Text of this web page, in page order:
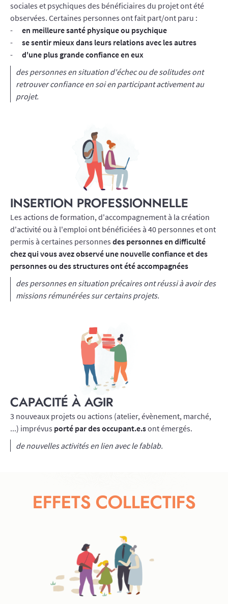
sociales et psychiques des bénéficiaires du projet ont été
observées. Certaines personnes ont fait part/ont paru :
en meilleure santé physique ou psychique
se sentir mieux dans leurs relations avec les autres
d'une plus grande confiance en eux
des personnes en situation d'échec ou de solitudes ont
retrouver confiance en soi en participant activement au
projet.
INSERTION PROFESSIONNELLE
Les actions de formation, d'accompagnement à la création
d'activité ou à l'emploi ont bénéficiées à 40 personnes et ont
permis à certaines personnes des personnes en difficulté
chez qui vous avez observé une nouvelle confiance et des
personnes ou des structures ont été accompagnées
des personnes en situation précaires ont réussi à avoir des
missions rémunérées sur certains projets.
CAPACITÉ À AGIR
3 nouveaux projets ou actions (atelier, évènement, marché,
...) imprévus porté par des occupant.e.sont émergés.
de nouvelles activités en lien avec le fablab.
EFFETS COLLECTIFS